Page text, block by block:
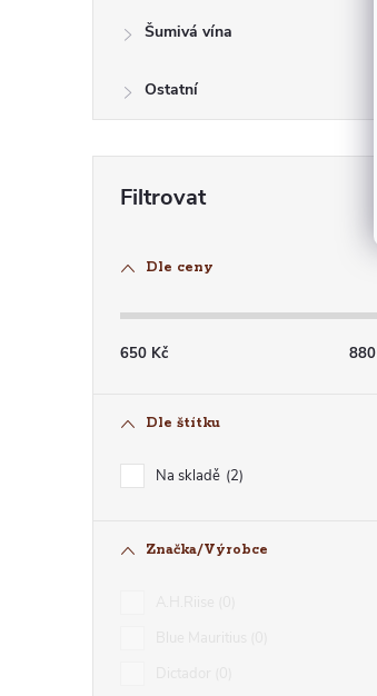
Šumivá vína
Ostatní
Dle ceny
650 Kč 880
Dle štítku
Na skladě 2